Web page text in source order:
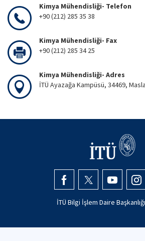
Kimya Mühendisliği- Telefon
+90 (212) 285 35 38
Kimya Mühendisliği- Fax
+90 (212) 285 34 25
Kimya Mühendisliği- Adres
İTÜ Ayazağa Kampüsü, 34469,
İTÜ Bilgi İşlem Daire